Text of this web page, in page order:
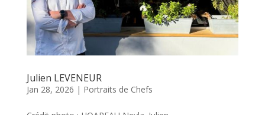
Julien LEVENEUR
Jan 28, 2026 | Portraits de Chefs